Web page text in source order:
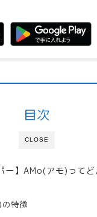
CLOSE
目次
ー】AMo(アモ)って
特徴